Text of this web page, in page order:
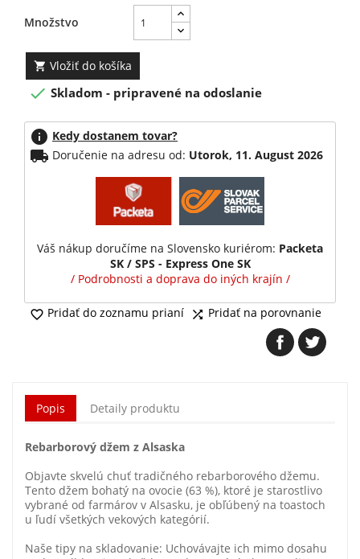
Množstvo
 Vložiť do košíka
 Skladom - pripravené na odoslanie
info Kedy dostanem tovar?
local_shipping Doručenie na adresu od: Utorok, 11. August 2026
Váš nákup doručíme na Slovensko kuriérom: Packeta
SK / SPS - Express One SK
/ Podrobnosti a doprava do iných krajín /
 Pridať do zoznamu prianí  Pridať na porovnanie
Popis Detaily produktu
Rebarborový džem z Alsaska
Objavte skvelú chuť tradičného rebarborového džemu.
Tento džem bohatý na ovocie (63 %), ktoré je starostlivo
vybrané od farmárov v Alsasku, je obľúbený na toastoch
u ľudí všetkých vekových kategórií.
Naše tipy na skladovanie: Uchovávajte ich mimo dosahu